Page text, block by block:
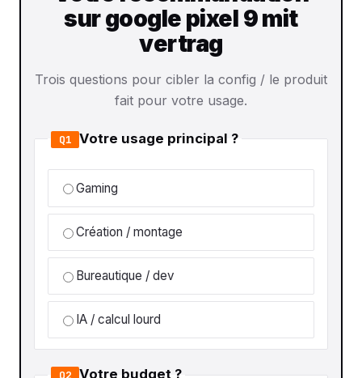
sur google pixel 9 mit
vertrag
Trois questions pour cibler la config / le produit
fait pour votre usage.
Q1 Votre usage principal ?
Gaming
Création / montage
Bureautique / dev
IA / calcul lourd
Q2 Votre budget ?